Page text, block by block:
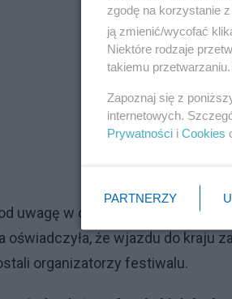
uwagę w ocenie
oświadczyła, że wjazdu do kraju
organizatorzy festiwalu.
zgodę na korzystanie
ją zmienić/wycofać
Niektóre rodzaje
takiemu
Zapoznaj się z
internetowych.
Prywatności i Cookies
PARTNERZY